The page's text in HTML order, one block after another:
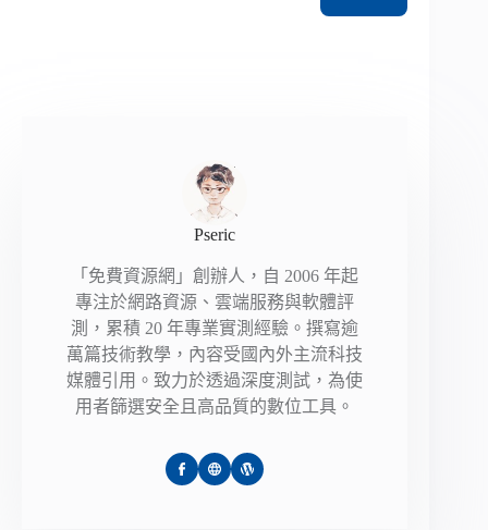
Pseric
「免費資源網」創辦人，自 2006 年起
專注於網路資源、雲端服務與軟體評
測，累積 20 年專業實測經驗。撰寫逾
萬篇技術教學，內容受國內外主流科技
媒體引用。致力於透過深度測試，為使
用者篩選安全且高品質的數位工具。